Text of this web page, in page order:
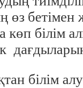
өз бетімен
көп білім
білім